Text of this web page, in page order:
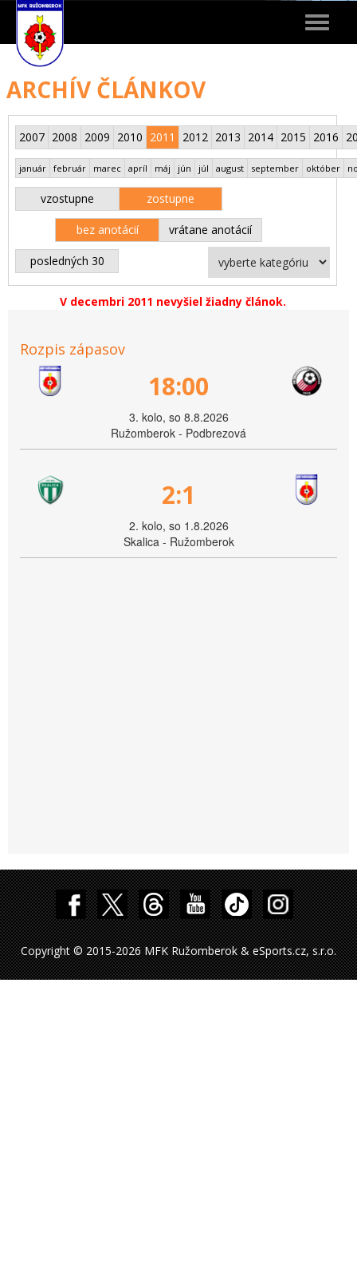
Toggle
ARCHÍV ČLÁNKOV
2007 2008 2009 2010 2011 2012 2013 2014 2015 2016
január február marec apríl máj jún júl august september október
vzostupne zostupne
bez anotácií vrátane anotácií
posledných 30
V decembri 2011 nevyšiel žiadny článok.
Rozpis zápasov
18:00
3. kolo, so 8.8.2026
Ružomberok - Podbrezová
2:1
2. kolo, so 1.8.2026
Skalica - Ružomberok
Copyright © 2015-2026 MFK Ružomberok & eSports.cz, s.r.o.